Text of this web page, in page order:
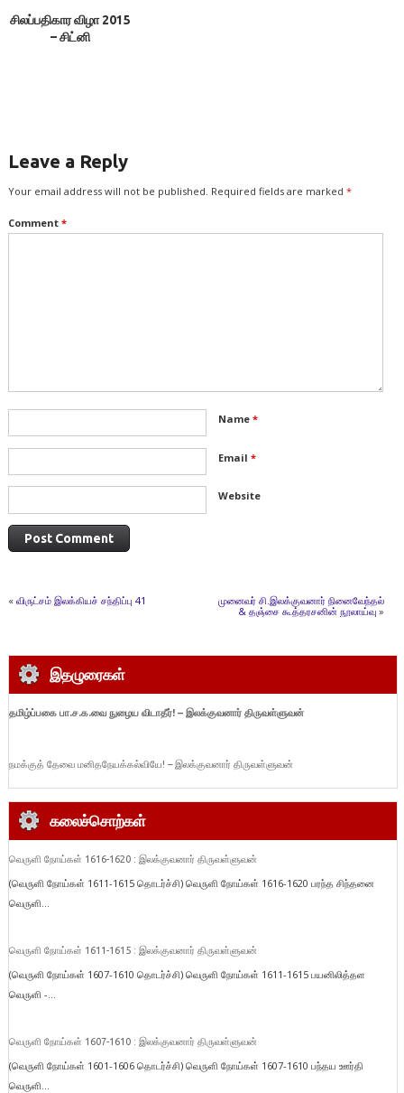
சிலப்பதிகார விழா 2015
– சிட்னி
Leave a Reply
Your email address will not be published. Required fields are marked *
Comment *
Name *
Email *
Website
« விருட்சம் இலக்கியச் சந்திப்பு 41
முனைவர் சி.இலக்குவனார் நினைவேந்தல்
& தஞ்சை கூத்தரசனின் நூலாய்வு »
இதழுரைகள்
தமிழ்ப்பகை பா.ச.க.வை நுழைய விடாதீர்! – இலக்குவனார் திருவள்ளுவன்
நமக்குத் தேவை மனிதநேயக்கல்வியே! – இலக்குவனார் திருவள்ளுவன்
கலைச்சொற்கள்
வெருளி நோய்கள் 1616-1620 : இலக்குவனார் திருவள்ளுவன்
(வெருளி நோய்கள் 1611-1615 தொடர்ச்சி) வெருளி நோய்கள் 1616-1620 பரந்த சிந்தனை
வெருளி...
வெருளி நோய்கள் 1611-1615 : இலக்குவனார் திருவள்ளுவன்
(வெருளி நோய்கள் 1607-1610 தொடர்ச்சி) வெருளி நோய்கள் 1611-1615 பயனிலித்தள
வெருளி -...
வெருளி நோய்கள் 1607-1610 : இலக்குவனார் திருவள்ளுவன்
(வெருளி நோய்கள் 1601-1606 தொடர்ச்சி) வெருளி நோய்கள் 1607-1610 பந்தய ஊர்தி
வெருளி...